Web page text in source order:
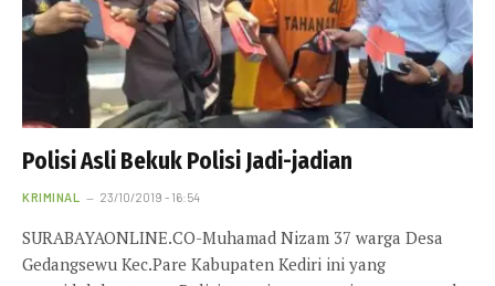
Polisi Asli Bekuk Polisi Jadi-jadian
KRIMINAL 23/10/2019 - 16:54
SURABAYAONLINE.CO-Muhamad Nizam 37 warga Desa
Gedangsewu Kec.Pare Kabupaten Kediri ini yang